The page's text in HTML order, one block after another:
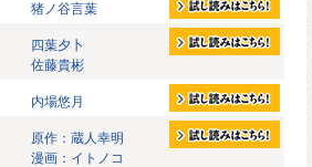
猪ノ谷言葉
四葉夕卜
佐藤貴彬
内場悠月
原作：蔵人幸明
漫画：イトノコ